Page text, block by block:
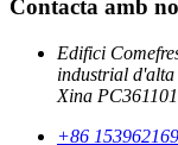
Contacta amb
Edifici
industrial
Xina PC361101
+86